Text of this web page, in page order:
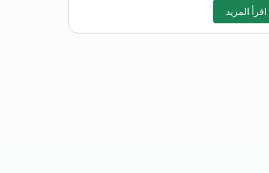
اقرأ المزيد